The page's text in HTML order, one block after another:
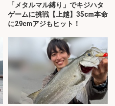
「メタルマル縛り」でキジハタ
ゲームに挑戦【上越】35cm本命
に29cmアジもヒット！